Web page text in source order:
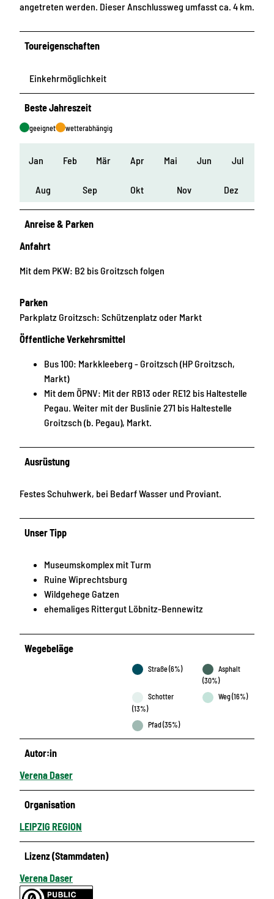
angetreten werden. Dieser Anschlussweg umfasst ca. 4 km.
Toureigenschaften
Einkehrmöglichkeit
Beste Jahreszeit
geeignet wetterabhängig
Jan Feb Mär Apr Mai Jun Jul
Aug Sep Okt Nov Dez
Anreise & Parken
Anfahrt
Mit dem PKW: B2 bis Groitzsch folgen
Parken
Parkplatz Groitzsch: Schützenplatz oder Markt
Öffentliche Verkehrsmittel
Bus 100: Markkleeberg - Groitzsch (HP Groitzsch,
Markt)
Mit dem ÖPNV: Mit der RB13 oder RE12 bis Haltestelle
Pegau. Weiter mit der Buslinie 271 bis Haltestelle
Groitzsch (b. Pegau), Markt.
Ausrüstung
Festes Schuhwerk, bei Bedarf Wasser und Proviant.
Unser Tipp
Museumskomplex mit Turm
Ruine Wiprechtsburg
Wildgehege Gatzen
ehemaliges Rittergut Löbnitz-Bennewitz
Wegebeläge
Straße (6%)
Asphalt
(30%)
Schotter
(13%)
Weg (16%)
Pfad (35%)
Autor:in
Verena Daser
Organisation
LEIPZIG REGION
Lizenz (Stammdaten)
Verena Daser